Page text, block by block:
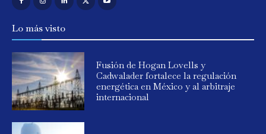
Lo más visto
Fusión de Hogan Lovells y
Cadwalader fortalece la regulación
energética en México y al arbitraje
internacional